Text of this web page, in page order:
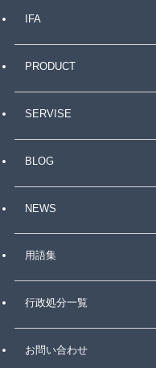
IFA
PRODUCT
SERVISE
BLOG
NEWS
用語集
行政処分一覧
お問い合わせ